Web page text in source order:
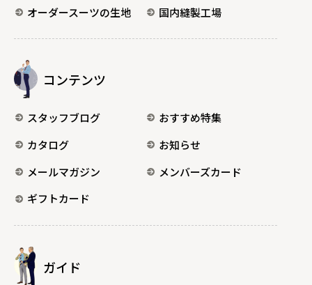
オーダースーツの生地
国内縫製工場
コンテンツ
スタッフブログ
おすすめ特集
カタログ
お知らせ
メールマガジン
メンバーズカード
ギフトカード
ガイド